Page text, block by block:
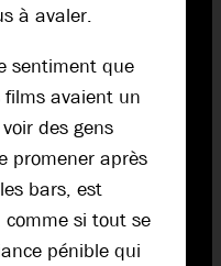
à avaler.
sentiment que
films avaient un
des gens
promener après
bars, est
si tout se
pénible qui